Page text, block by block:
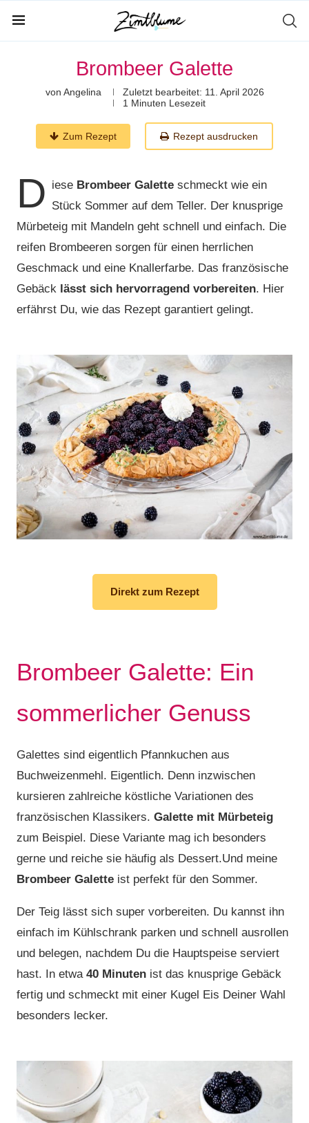
Brombeer Galette
von Angelina Zuletzt bearbeitet: 11. April 2026
1 Minuten Lesezeit
Zum Rezept Rezept ausdrucken
D iese Brombeer Galette schmeckt wie ein
Stück Sommer auf dem Teller. Der knusprige
Mürbeteig mit Mandeln geht schnell und einfach. Die
reifen Brombeeren sorgen für einen herrlichen
Geschmack und eine Knallerfarbe. Das französische
Gebäck lässt sich hervorragend vorbereiten. Hier
erfährst Du, wie das Rezept garantiert gelingt.
Direkt zum Rezept
Brombeer Galette: Ein
sommerlicher Genuss
Galettes sind eigentlich Pfannkuchen aus
Buchweizenmehl. Eigentlich. Denn inzwischen
kursieren zahlreiche köstliche Variationen des
französischen Klassikers. Galette mit Mürbeteig
zum Beispiel. Diese Variante mag ich besonders
gerne und reiche sie häufig als Dessert.Und meine
Brombeer Galette ist perfekt für den Sommer.
Der Teig lässt sich super vorbereiten. Du kannst ihn
einfach im Kühlschrank parken und schnell ausrollen
und belegen, nachdem Du die Hauptspeise serviert
hast. In etwa 40 Minuten ist das knusprige Gebäck
fertig und schmeckt mit einer Kugel Eis Deiner Wahl
besonders lecker.